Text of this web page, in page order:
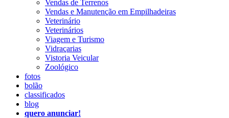
Vendas de Terrenos
Vendas e Manutenção em Empilhadeiras
Veterinário
Veterinários
Viagem e Turismo
Vidraçarias
Vistoria Veicular
Zoológico
fotos
bolão
classificados
blog
quero anunciar!